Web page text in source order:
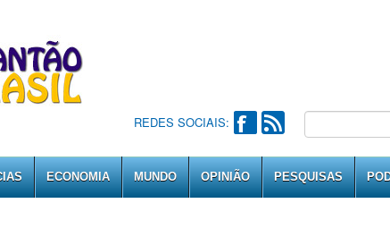
REDES SOCIAIS:
ECONOMIA MUNDO OPINIÃO PESQUISAS